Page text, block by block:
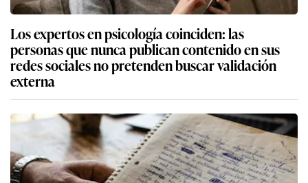
Los expertos en psicología coinciden: las
personas que nunca publican contenido en sus
redes sociales no pretenden buscar validación
externa